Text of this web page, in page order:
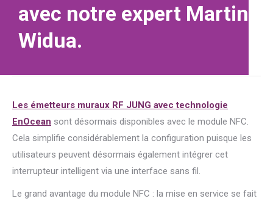
avec notre expert Martin
Widua.
Les émetteurs muraux RF JUNG avec technologie
EnOcean sont désormais disponibles avec le module NFC.
Cela simplifie considérablement la configuration puisque les
utilisateurs peuvent désormais également intégrer cet
interrupteur intelligent via une interface sans fil.
Le grand avantage du module NFC : la mise en service se fait